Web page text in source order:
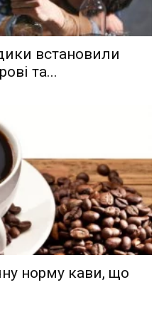
встановили
та...
норму кави, що